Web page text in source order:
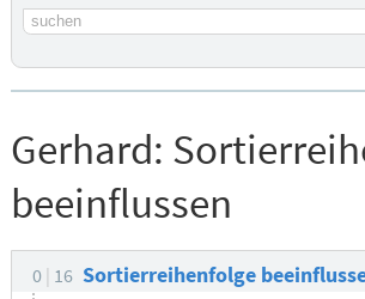
Suchbegriff
Gerhard:
beeinflussen
0 16 Sortierreihenfolge